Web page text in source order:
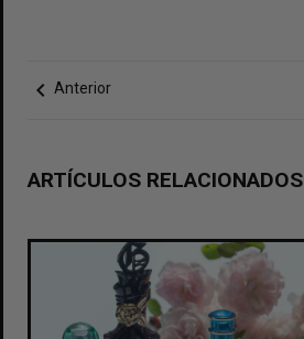
chevron_left Anterior
ARTÍCULOS RELACIONADOS